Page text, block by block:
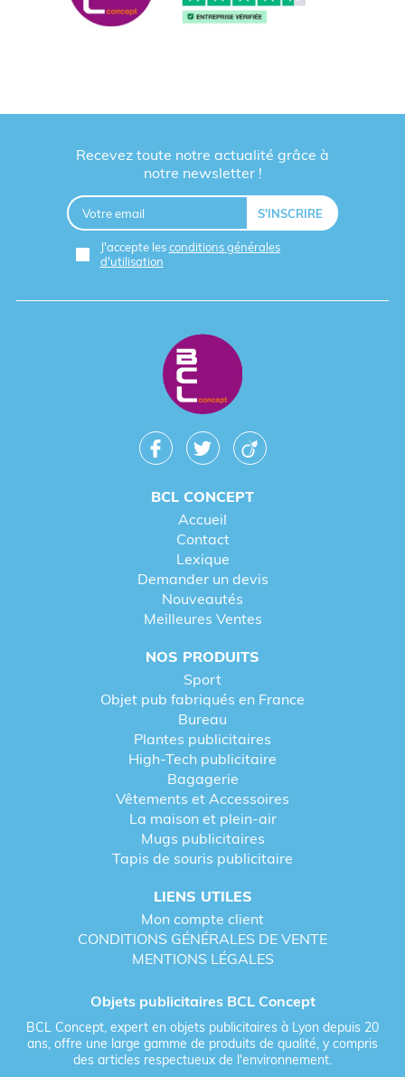
Recevez toute notre actualité grâce à
notre newsletter !
J'accepte lesconditions générales
d'utilisation
BCL CONCEPT
Accueil
Contact
Lexique
Demander un devis
Nouveautés
Meilleures Ventes
NOS PRODUITS
Sport
Objet pub fabriqués en France
Bureau
Plantes publicitaires
High-Tech publicitaire
Bagagerie
Vêtements et Accessoires
La maison et plein-air
Mugs publicitaires
Tapis de souris publicitaire
LIENS UTILES
Mon compte client
CONDITIONS GÉNÉRALES DE VENTE
MENTIONS LÉGALES
Objets publicitaires BCL Concept
BCL Concept, expert en objets publicitaires à Lyon depuis 20
ans, offre une large gamme de produits de qualité, y compris
des articles respectueux de l'environnement.